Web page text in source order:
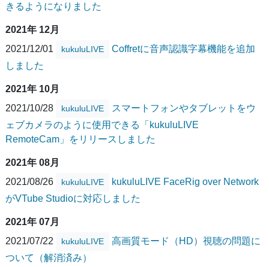
きるようになりました
2021年 12月
2021/12/01
kukuluLIVE
Coffretに音声認識字幕機能を追加
しました
2021年 10月
2021/10/28
kukuluLIVE
スマートフォンやタブレットをウ
ェブカメラのように使用できる「kukuluLIVE
RemoteCam」をリリースしました
2021年 08月
2021/08/26
kukuluLIVE
kukuluLIVE FaceRig over Network
がVTube Studioに対応しました
2021年 07月
2021/07/22
kukuluLIVE
高画質モード（HD）視聴の問題に
ついて（解消済み）